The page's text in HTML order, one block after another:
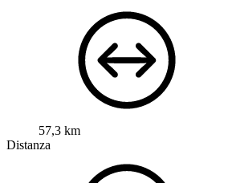
57,3 km
Distanza